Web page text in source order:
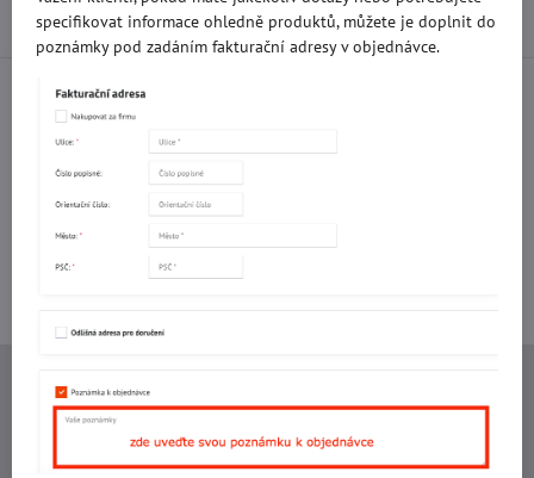
Diskuse 0
Facebook
Potřebujete poradit s objednávkou?
Kontaktujte nás:
+420 577 523 563
Ing. Vojtěch Lečbych - IVL
DIČ: CZ5602130809
specifikovat informace ohledně produktů, můžete je doplnit do
poznámky pod zadáním fakturační adresy v objednávce.